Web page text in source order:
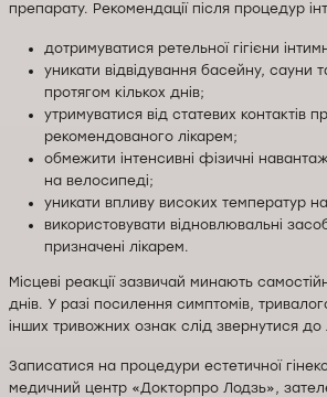
препарату. Рекомендації після процедур
дотримуватися ретельної гігієни
уникати відвідування басейну, сауни
протягом кількох днів;
утримуватися від статевих контактів
рекомендованого лікарем;
обмежити інтенсивні фізичні
на велосипеді;
уникати впливу високих температур
використовувати відновлювальні
призначені лікарем.
Місцеві реакції зазвичай минають
днів. У разі посилення симптомів,
інших тривожних ознак слід звернутися до
Записатися на процедури естетичної
медичний центр «Докторпро Лодзь»,